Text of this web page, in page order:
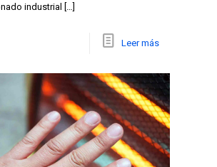
industrial
Leer más